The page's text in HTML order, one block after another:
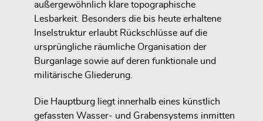
außergewöhnlich klare topographische
Lesbarkeit. Besonders die bis heute erhaltene
Inselstruktur erlaubt Rückschlüsse auf die
ursprüngliche räumliche Organisation der
Burganlage sowie auf deren funktionale und
militärische Gliederung.
Die Hauptburg liegt innerhalb eines künstlich
gefassten Wasser- und Grabensystems inmitten